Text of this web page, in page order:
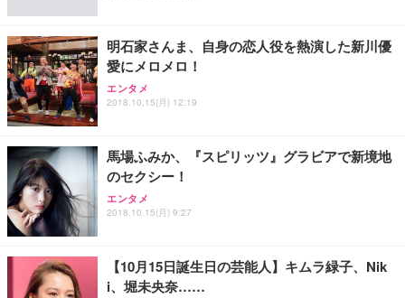
明石家さんま、自身の恋人役を熱演した新川優
愛にメロメロ！
エンタメ
2018.10.15(月) 12:19
馬場ふみか、『スピリッツ』グラビアで新境地
のセクシー！
エンタメ
2018.10.15(月) 9:27
【10月15日誕生日の芸能人】キムラ緑子、Nik
i、堀未央奈……